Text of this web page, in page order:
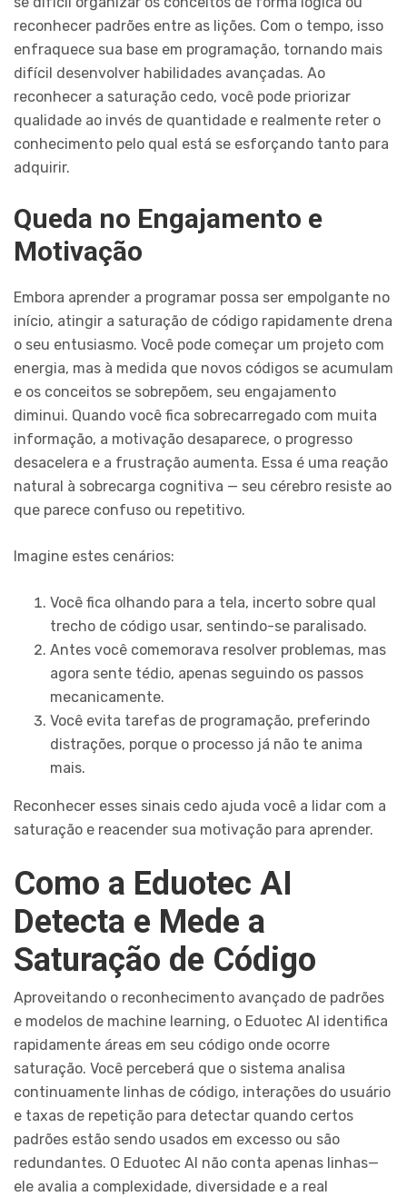
reconhecer padrões entre as lições. Com o tempo, isso
enfraquece sua base em programação, tornando mais
difícil desenvolver habilidades avançadas. Ao
reconhecer a saturação cedo, você pode priorizar
qualidade ao invés de quantidade e realmente reter o
conhecimento pelo qual está se esforçando tanto para
adquirir.
Queda no Engajamento e
Motivação
Embora aprender a programar possa ser empolgante no
início, atingir a saturação de código rapidamente drena
o seu entusiasmo. Você pode começar um projeto com
energia, mas à medida que novos códigos se acumulam
e os conceitos se sobrepõem, seu engajamento
diminui. Quando você fica sobrecarregado com muita
informação, a motivação desaparece, o progresso
desacelera e a frustração aumenta. Essa é uma reação
natural à sobrecarga cognitiva — seu cérebro resiste ao
que parece confuso ou repetitivo.
Imagine estes cenários:
Você fica olhando para a tela, incerto sobre qual
trecho de código usar, sentindo-se paralisado.
Antes você comemorava resolver problemas, mas
agora sente tédio, apenas seguindo os passos
mecanicamente.
Você evita tarefas de programação, preferindo
distrações, porque o processo já não te anima
mais.
Reconhecer esses sinais cedo ajuda você a lidar com a
saturação e reacender sua motivação para aprender.
Como a Eduotec AI
Detecta e Mede a
Saturação de Código
Aproveitando o reconhecimento avançado de padrões
e modelos de machine learning, o Eduotec AI identifica
rapidamente áreas em seu código onde ocorre
saturação. Você perceberá que o sistema analisa
continuamente linhas de código, interações do usuário
e taxas de repetição para detectar quando certos
padrões estão sendo usados em excesso ou são
redundantes. O Eduotec AI não conta apenas linhas—
ele avalia a complexidade, diversidade e a real